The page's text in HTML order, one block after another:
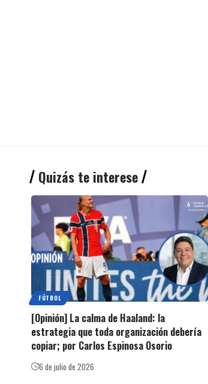
Quizás te interese
FÚTBOL
[Opinión] La calma de Haaland: la
estrategia que toda organización debería
copiar; por Carlos Espinosa Osorio
6 de julio de 2026